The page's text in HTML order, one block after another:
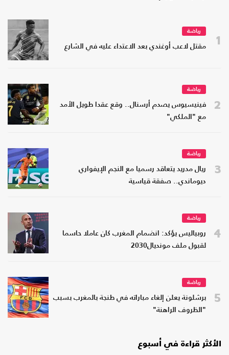
1
رياضة
مقتل لاعب أوغندي بعد الاعتداء عليه في الشارع
2
رياضة
فينيسيوس يصدم أرسنال.. وقع عقدا طويل الأمد
مع "الملكي"
3
رياضة
ريال مدريد يتعاقد رسميا مع النجم الإيفواري
ديوماندي.. صفقة قياسية
4
رياضة
روبياليس يؤكد: انضمام المغرب كان عاملا حاسما
لقبول ملف مونديال2030
5
رياضة
برشلونة يعلن إلغاء مباراته في طنجة بالمغرب بسبب
"الظروف الراهنة"
الأكثر قراءة في أسبوع